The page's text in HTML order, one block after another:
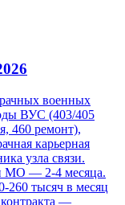
военных
ВУС (403/405
460 ремонт),
карьерная
узла связи.
МО — 2-4 месяца.
тысяч в месяц
—